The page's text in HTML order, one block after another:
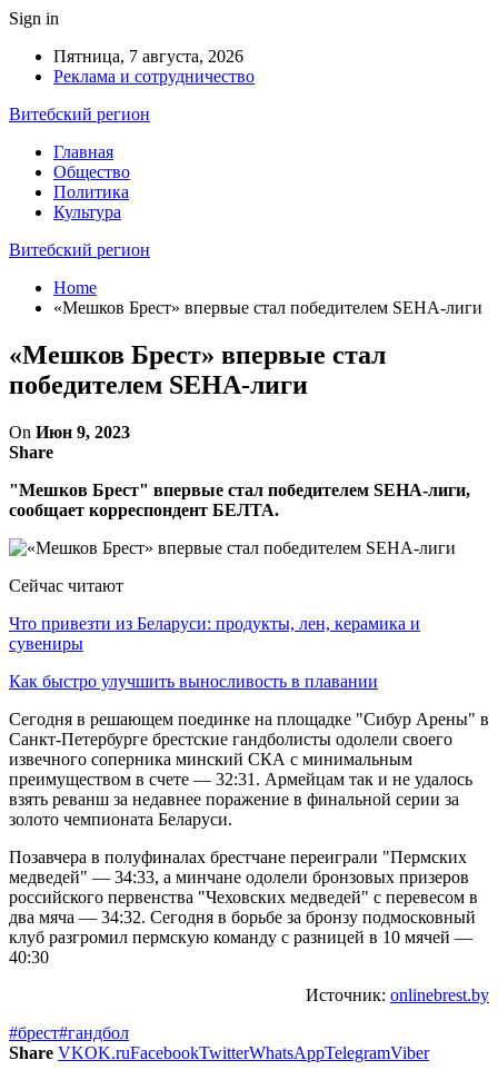
Sign in
Пятница, 7 августа, 2026
Реклама и сотрудничество
Витебский регион
Главная
Общество
Политика
Культура
Витебский регион
Home
«Мешков Брест» впервые стал победителем SEHA-лиги
«Мешков Брест» впервые стал
победителем SEHA-лиги
On Июн 9, 2023
Share
"Мешков Брест" впервые стал победителем SEHA-лиги,
сообщает корреспондент БЕЛТА.
Сейчас читают
Что привезти из Беларуси: продукты, лен, керамика и
сувениры
Как быстро улучшить выносливость в плавании
Сегодня в решающем поединке на площадке "Сибур Арены" в
Санкт-Петербурге брестские гандболисты одолели своего
извечного соперника минский СКА с минимальным
преимуществом в счете — 32:31. Армейцам так и не удалось
взять реванш за недавнее поражение в финальной серии за
золото чемпионата Беларуси.
Позавчера в полуфиналах брестчане переиграли "Пермских
медведей" — 34:33, а минчане одолели бронзовых призеров
российского первенства "Чеховских медведей" с перевесом в
два мяча — 34:32. Сегодня в борьбе за бронзу подмосковный
клуб разгромил пермскую команду с разницей в 10 мячей —
40:30
Источник: onlinebrest.by
#брест#гандбол
Share VKOK.ruFacebookTwitterWhatsAppTelegramViber